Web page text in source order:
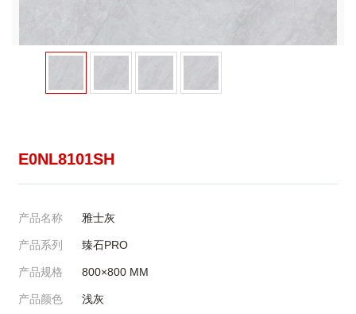
E0NL8101SH
产品名称 雅士灰
产品系列 臻石PRO
产品规格 800×800 MM
产品颜色 浅灰